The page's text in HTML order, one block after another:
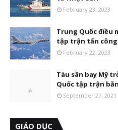
February 23, 2023
Trung Quốc điều
tập trận tấn
February 22, 2023
Tàu sân bay Mỹ
Quốc tập trận
September 27, 2021
GIÁO DỤC